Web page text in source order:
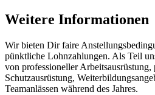
Weitere Informationen
Wir bieten Dir faire
pünktliche Lohnzahlungen. Als Teil
von professioneller Arbeitsausrüstung,
Schutzausrüstung,
Teamanlässen während des Jahres.